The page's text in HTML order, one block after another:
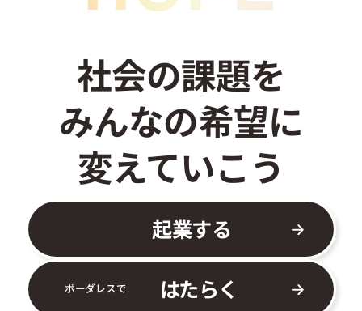
社会の課題を
みんなの希望に
変えていこう
起業する
ボーダレスで はたらく